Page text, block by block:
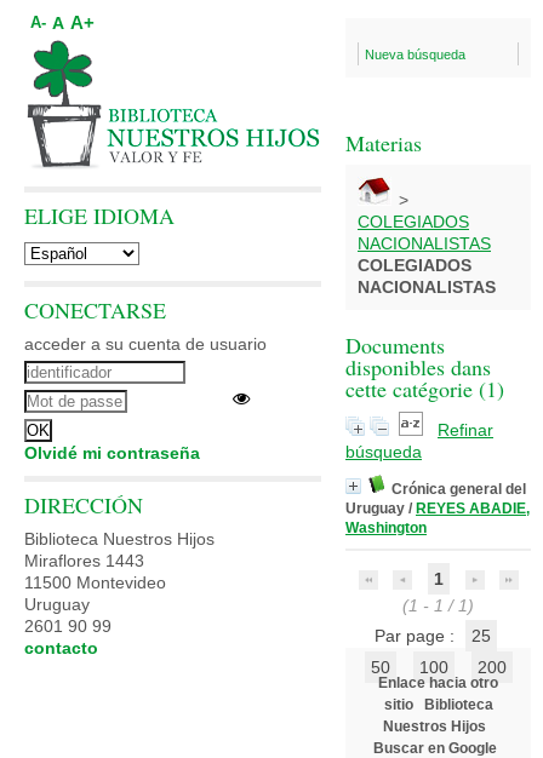
Nueva búsqueda
Materias
>
COLEGIADOS
NACIONALISTAS
COLEGIADOS
NACIONALISTAS
Documents
disponibles dans
cette catégorie (1)
Refinar
búsqueda
Crónica general del
Uruguay / REYES ABADIE,
Washington
1
(1 - 1 / 1)
Par page :
25
50
100 200
Enlace hacia otro
sitio
Biblioteca
Nuestros Hijos
Buscar en Google
A- A A+
ELIGE IDIOMA
CONECTARSE
acceder a su cuenta de usuario
Olvidé mi contraseña
DIRECCIÓN
Biblioteca Nuestros Hijos
Miraflores 1443
11500 Montevideo
Uruguay
2601 90 99
contacto